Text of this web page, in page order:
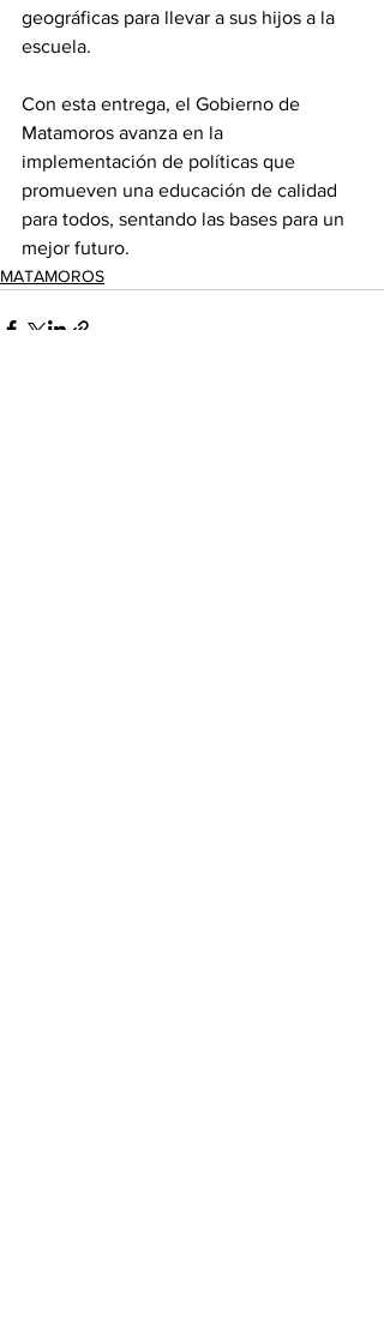
geográficas para llevar a sus hijos a la
escuela.
Con esta entrega, el Gobierno de
Matamoros avanza en la
implementación de políticas que
promueven una educación de calidad
para todos, sentando las bases para un
mejor futuro.
MATAMOROS